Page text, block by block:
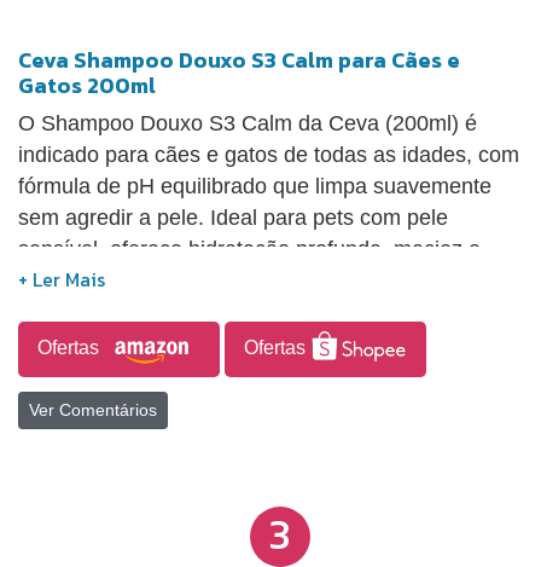
Ceva Shampoo Douxo S3 Calm para Cães e
Gatos 200ml
O Shampoo Douxo S3 Calm da Ceva (200ml) é
indicado para cães e gatos de todas as idades, com
fórmula de pH equilibrado que limpa suavemente
sem agredir a pele. Ideal para pets com pele
sensível, oferece hidratação profunda, maciez e
brilho à pelagem. Possui fragrância hipoalergênica
proporcionando uma experiência agradável durante
o banho.
Ofertas Ofertas
Ver Comentários
3